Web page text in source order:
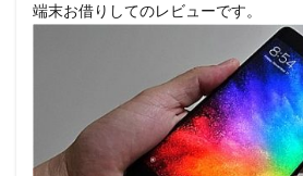
端末お借りしてのレビューです。